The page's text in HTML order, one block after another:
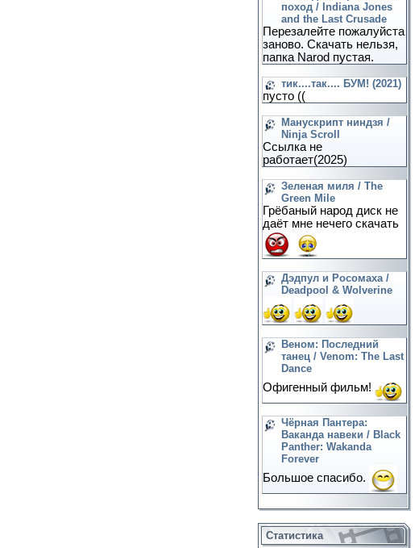
поход / Indiana Jones
and the Last Crusade
Перезалейте пожалуйста
заново. Скачать нельзя,
папка Narod пустая.
тик....так.... БУМ! (2021)
пусто ((
Манускрипт ниндзя /
Ninja Scroll
Ссылка не
работает(2025)
Зеленая миля / The
Green Mile
Грёбаный народ диск не
даёт мне нечего скачать
Дэдпул и Росомаха /
Deadpool & Wolverine
Веном: Последний
танец / Venom: The Last
Dance
Офигенный фильм!
Чёрная Пантера:
Ваканда навеки / Black
Panther: Wakanda
Forever
Большое спасибо.
Статистика